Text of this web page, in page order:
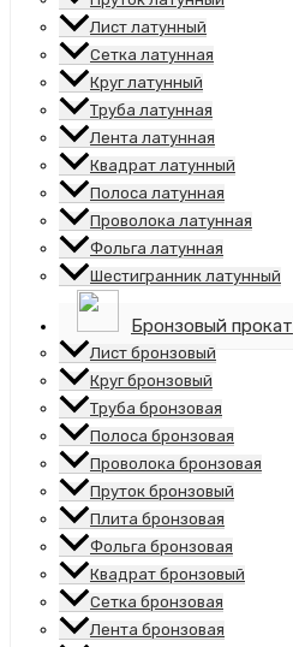
Лист латунный
Сетка латунная
Круг латунный
Труба латунная
Лента латунная
Квадрат латунный
Полоса латунная
Проволока латунная
Фольга латунная
Шестигранник латунный
Бронзовый прокат
Лист бронзовый
Круг бронзовый
Труба бронзовая
Полоса бронзовая
Проволока бронзовая
Пруток бронзовый
Плита бронзовая
Фольга бронзовая
Квадрат бронзовый
Сетка бронзовая
Лента бронзовая